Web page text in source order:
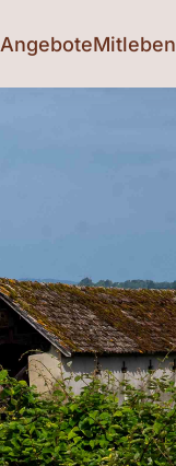
AngeboteMitleben